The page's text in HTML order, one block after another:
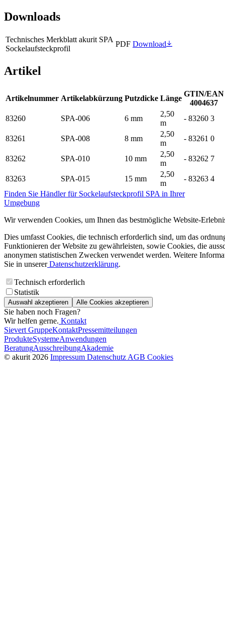
Downloads
Technisches Merkblatt akurit SPA
Sockelaufsteckprofil
PDF Download
Artikel
Artikelnummer Artikelabkürzung Putzdicke Länge
GTIN/EAN
4004637
83260
SPA-006 6 mm
2,50
m
- 83260 3
83261 SPA-008 8 mm
2,50
m
- 83261 0
83262 SPA-010 10 mm
2,50
m
- 83262 7
83263 SPA-015 15 mm
2,50
m
- 83263 4
Finden Sie Händler für Sockelaufsteckprofil SPA in Ihrer
Umgebung
Wir verwenden Cookies, um Ihnen das bestmögliche Website-
Dies umfasst Cookies, die technisch erforderlich sind, um das
Funktionieren der Website zu gewährleisten, sowie Cookies, die
anonymen statistischen Zwecken verwendet werden. Weitere
Sie in unsererDatenschutzerklärung.
Technisch erforderlich
Statistik
Auswahl akzeptieren Alle Cookies akzeptieren
Sie haben noch Fragen?
Wir helfen gerne. Kontakt
Sievert GruppeKontaktPressemitteilungen
ProdukteSystemeAnwendungen
BeratungAusschreibungAkademie
© akurit 2026 Impressum Datenschutz AGB Cookies